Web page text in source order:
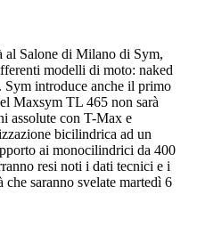
al Salone di Milano di Sym,
modelli di moto: naked
Sym introduce anche il primo
Maxsym TL 465 non sarà
assolute con T-Max e
bicilindrica ad un
ai monocilindrici da 400
resi noti i dati tecnici e i
saranno svelate martedì 6